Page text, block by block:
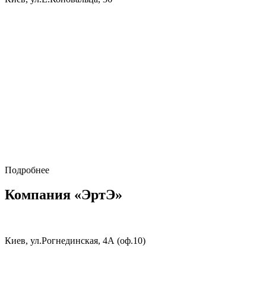
Подробнее
Компания «ЭртЭ»
Киев, ул.Рогнединская, 4А (оф.10)